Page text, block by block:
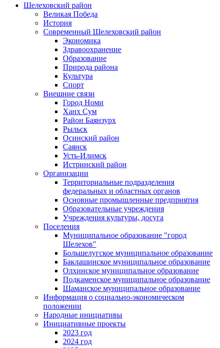
Шелеховский район
Великая Победа
История
Современный Шелеховский район
Экономика
Здравоохранение
Образование
Природа района
Культура
Спорт
Внешние связи
Город Номи
Ханх Сум
Район Баянзурх
Рыльск
Осинский район
Саянск
Усть-Илимск
Истринский район
Организации
Территориальные подразделения
федеральных и областных органов
Основные промышленные предприятия
Образовательные учреждения
Учреждения культуры, досуга
Поселения
Муниципальное образование "город
Шелехов"
Большелугское муниципальное образование
Баклашинское муниципальное образование
Олхинское муниципальное образование
Подкаменское муниципальное образование
Шаманское муниципальное образование
Информация о социально-экономическом
положении
Народные инициативы
Инициативные проекты
2023 год
2024 год